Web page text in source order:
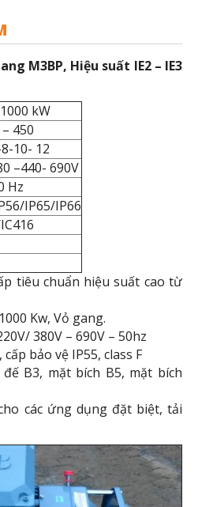
M3BP, Hiệu suất IE2 – IE3
kW
450
10- 12
–440- 690V
Hz
IP65/IP66
tiêu chuẩn hiệu suất cao từ
Kw, Vỏ gang.
380V – 690V – 50hz
bảo vệ IP55, class F
B3, mặt bích B5, mặt bích
các ứng dụng đặt biệt, tải